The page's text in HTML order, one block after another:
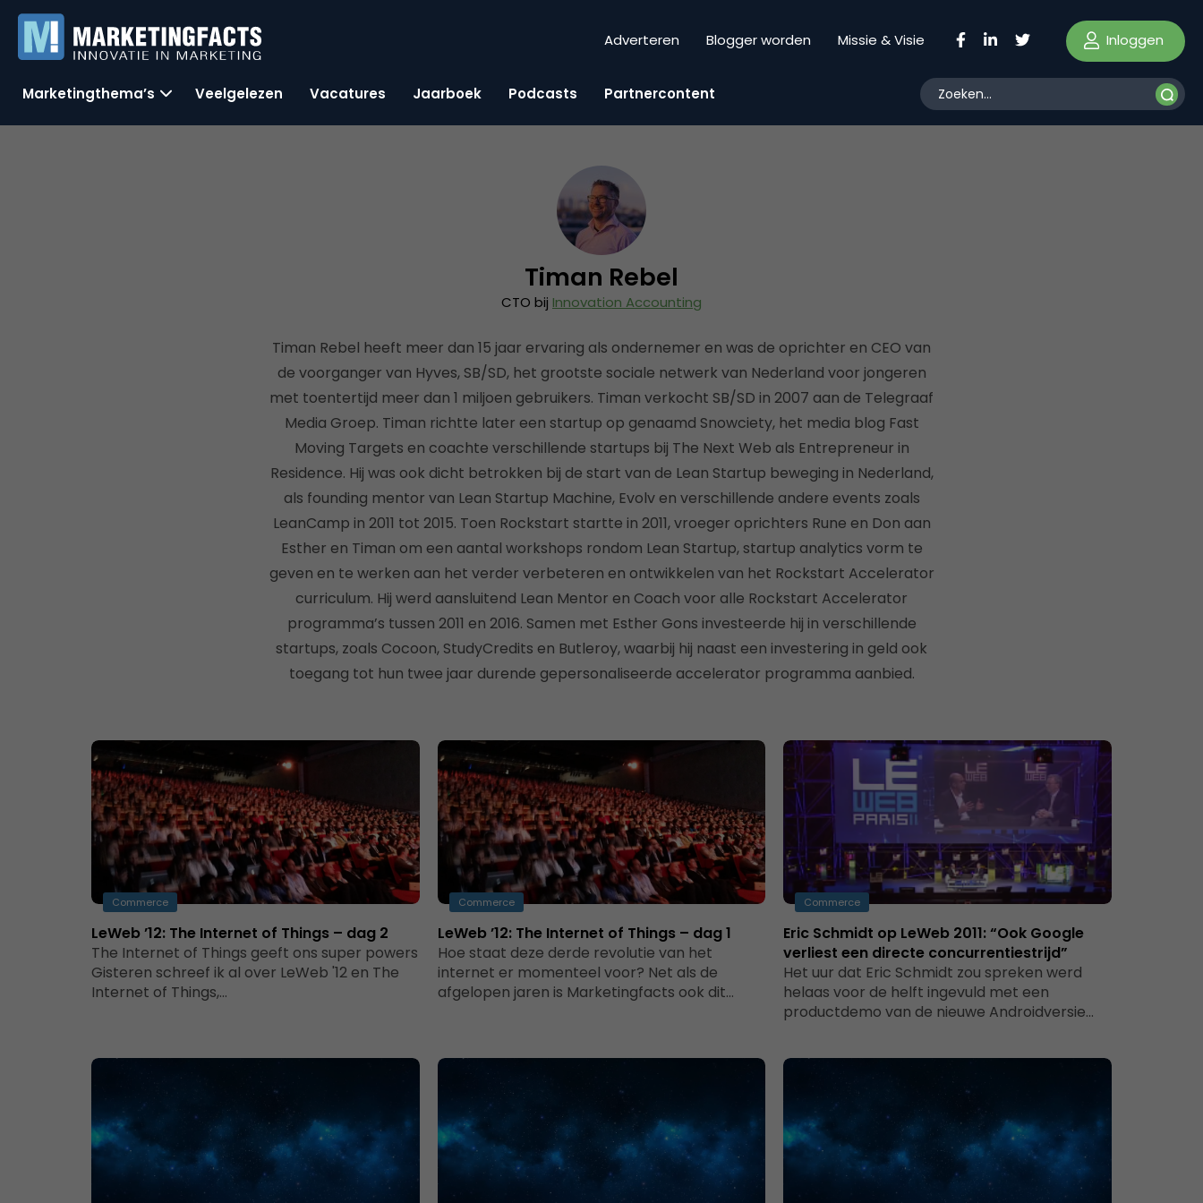
Adverteren Blogger worden Missie & Visie Inloggen
Marketingthema’s Veelgelezen Vacatures Jaarboek Podcasts Partnercontent
Timan Rebel
CTO bij Innovation Accounting
Timan Rebel heeft meer dan 15 jaar ervaring als ondernemer en was de oprichter en CEO van
de voorganger van Hyves, SB/SD, het grootste sociale netwerk van Nederland voor jongeren
met toentertijd meer dan 1 miljoen gebruikers. Timan verkocht SB/SD in 2007 aan de Telegraaf
Media Groep. Timan richtte later een startup op genaamd Snowciety, het media blog Fast
Moving Targets en coachte verschillende startups bij The Next Web als Entrepreneur in
Residence. Hij was ook dicht betrokken bij de start van de Lean Startup beweging in Nederland,
als founding mentor van Lean Startup Machine, Evolv en verschillende andere events zoals
LeanCamp in 2011 tot 2015. Toen Rockstart startte in 2011, vroeger oprichters Rune en Don aan
Esther en Timan om een aantal workshops rondom Lean Startup, startup analytics vorm te
geven en te werken aan het verder verbeteren en ontwikkelen van het Rockstart Accelerator
curriculum. Hij werd aansluitend Lean Mentor en Coach voor alle Rockstart Accelerator
programma’s tussen 2011 en 2016. Samen met Esther Gons investeerde hij in verschillende
startups, zoals Cocoon, StudyCredits en Butleroy, waarbij hij naast een investering in geld ook
toegang tot hun twee jaar durende gepersonaliseerde accelerator programma aanbied.
Commerce
LeWeb ’12: The Internet of Things – dag 2
The Internet of Things geeft ons super powers
Gisteren schreef ik al over LeWeb '12 en The
Internet of Things,…
Commerce
LeWeb ’12: The Internet of Things – dag 1
Hoe staat deze derde revolutie van het
internet er momenteel voor? Net als de
afgelopen jaren is Marketingfacts ook dit…
Commerce
Eric Schmidt op LeWeb 2011: “Ook Google
verliest een directe concurrentiestrijd”
Het uur dat Eric Schmidt zou spreken werd
helaas voor de helft ingevuld met een
productdemo van de nieuwe Androidversie…